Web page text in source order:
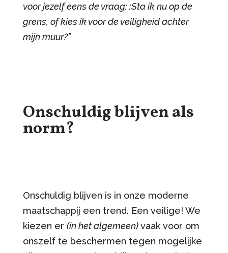
voor jezelf eens de vraag: :Sta ik nu op de
grens, of kies ik voor de veiligheid achter
mijn muur?”
Onschuldig blijven als
norm?
Onschuldig blijven is in onze moderne
maatschappij een trend. Een veilige! We
kiezen er (in het algemeen)vaak voor om
onszelf te beschermen tegen mogelijke